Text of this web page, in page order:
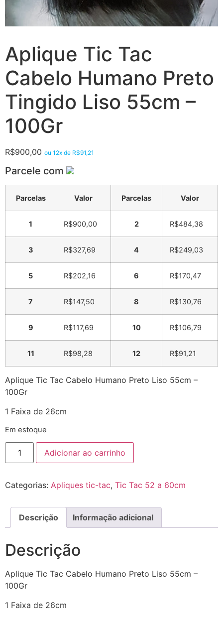
Aplique Tic Tac
Cabelo Humano Preto
Tingido Liso 55cm –
100Gr
R$900,00 ou 12x de R$91,21
Parcele com
Parcelas Valor Parcelas Valor
1 R$900,00 2 R$484,38
3 R$327,69 4 R$249,03
5 R$202,16 6 R$170,47
7 R$147,50 8 R$130,76
9 R$117,69 10 R$106,79
11 R$98,28 12 R$91,21
Aplique Tic Tac Cabelo Humano Preto Liso 55cm –
100Gr
1 Faixa de 26cm
Em estoque
Adicionar ao carrinho
Categorias: Apliques tic-tac, Tic Tac 52 a 60cm
Descrição Informação adicional
Descrição
Aplique Tic Tac Cabelo Humano Preto Liso 55cm –
100Gr
1 Faixa de 26cm